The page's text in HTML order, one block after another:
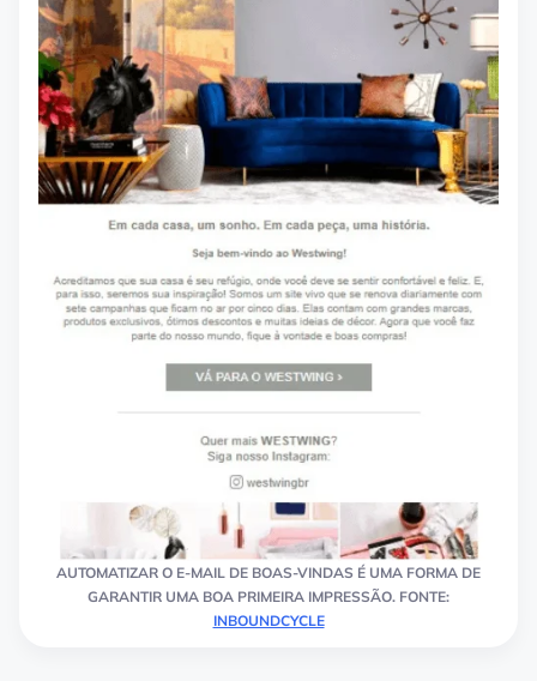
AUTOMATIZAR O E-MAIL DE BOAS-VINDAS É UMA FORMA DE
GARANTIR UMA BOA PRIMEIRA IMPRESSÃO. FONTE:
INBOUNDCYCLE